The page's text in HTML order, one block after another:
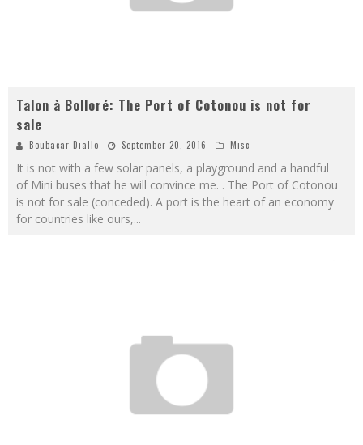
Talon à Bolloré: The Port of Cotonou is not for
sale
Boubacar Diallo September 20, 2016 Misc
It is not with a few solar panels, a playground and a handful
of Mini buses that he will convince me. . The Port of Cotonou
is not for sale (conceded). A port is the heart of an economy
for countries like ours,...